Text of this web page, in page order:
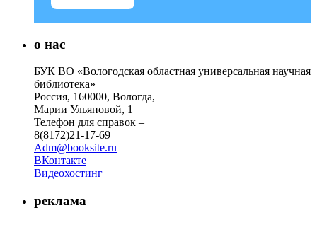
о нас
БУК ВО «Вологодская областная универсальная научная
библиотека»
Россия, 160000, Вологда,
Марии Ульяновой, 1
Телефон для справок –
8(8172)21-17-69
Adm@booksite.ru
ВКонтакте
Видеохостинг
реклама